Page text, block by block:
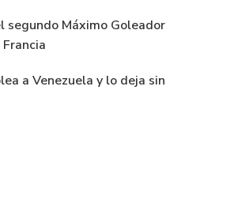
segundo Máximo Goleador
a Venezuela y lo deja sin